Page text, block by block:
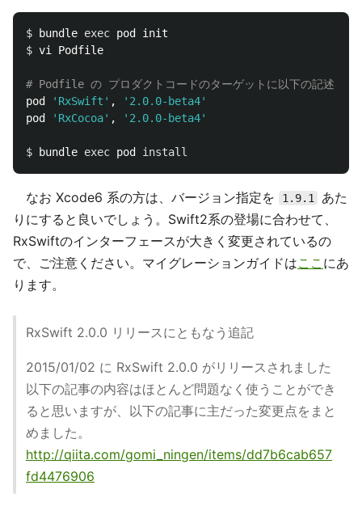
$ bundle exec
$ vi Podfile
# Podfile の プロダクトコードのターゲットに以下の記述を追
pod
'RxSwift' ,
'2.0.0-beta4'
pod
'RxCocoa' , '2.0.0-beta4'
$ bundle exec pod install
なお Xcode6 系の方は、バージョン指定を 1.9.1
あた
りにすると良いでしょう。Swift2系の登場に合わせて、
RxSwiftのインターフェースが大きく変更されているの
で、ご注意ください。マイグレーションガイドはここ にあ
ります。
RxSwift 2.0.0 リリースにともなう追記
2015/01/02 に RxSwift 2.0.0 がリリースされました
以下の記事の内容はほとんど問題なく使うことができ
ると思いますが、以下の記事に主だった変更点をまと
めました。
http://qiita.com/gomi_ningen/items/dd7b6cab657
fd4476906